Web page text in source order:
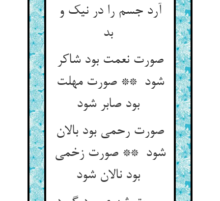
آرد جسم را در نیک و
بد
صورت نعمت بود شاکر
شود ** صورت مهلت
بود صابر شود
صورت رحمی بود بالان
شود ** صورت زخمی
بود نالان شود